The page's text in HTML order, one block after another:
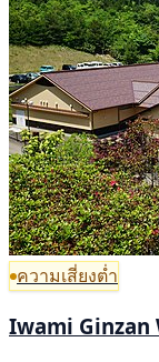
ความเสี่ยงต่ำ
Iwami Ginzan